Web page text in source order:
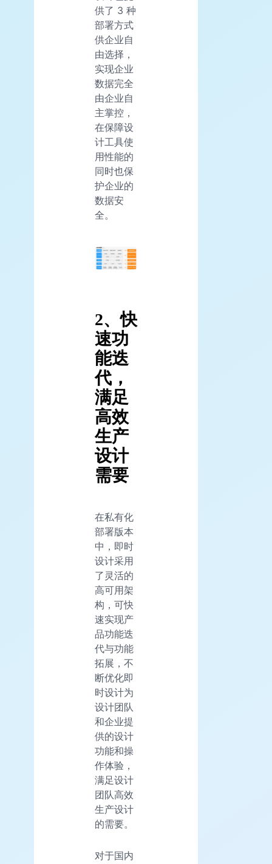
供了 3 种
部署方式
供企业自
由选择，
实现企业
数据完全
由企业自
主掌控，
在保障设
计工具使
用性能的
同时也保
护企业的
数据安
全。
2、快
速功
能迭
代，
满足
高效
生产
设计
需要
在私有化
部署版本
中，即时
设计采用
了灵活的
高可用架
构，可快
速实现产
品功能迭
代与功能
拓展，不
断优化即
时设计为
设计团队
和企业提
供的设计
功能和操
作体验，
满足设计
团队高效
生产设计
的需要。
对于国内